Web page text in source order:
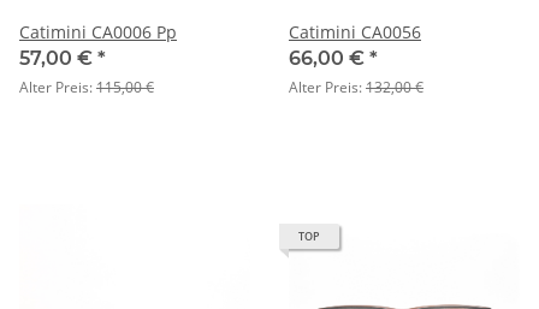
Catimini CA0006 Pp
57,00 € *
Alter Preis:115,00 €
Catimini CA0056
66,00 € *
Alter Preis:132,00 €
TOP